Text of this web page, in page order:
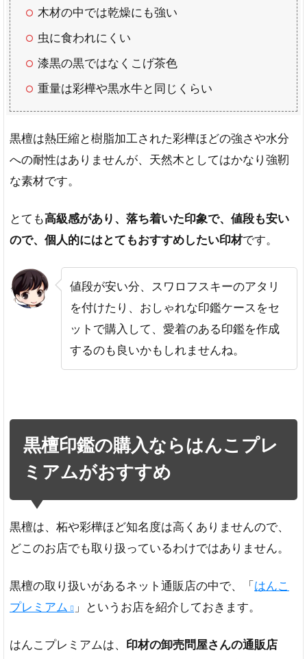
木材の中では乾燥にも強い
虫に食われにくい
漆黒の黒ではなくこげ茶色
重量は彩樺や黒水牛と同じくらい
黒檀は熱圧縮と樹脂加工された彩樺ほどの強さや水分
への耐性はありませんが、天然木としてはかなり強靭
な素材です。
とても高級感があり、落ち着いた印象で、値段も安い
ので、個人的にはとてもおすすめしたい印材です。
値段が安い分、スワロフスキーのアタリ
を付けたり、おしゃれな印鑑ケースをセ
ットで購入して、愛着のある印鑑を作成
するのも良いかもしれませんね。
黒檀印鑑の購入ならはんこプレ
ミアムがおすすめ
黒檀は、柘や彩樺ほど知名度は高くありませんので、
どこのお店でも取り扱っているわけではありません。
黒檀の取り扱いがあるネット通販店の中で、「 はんこ
プレミアム
」というお店を紹介しておきます。
はんこプレミアムは、 印材の卸売問屋さんの通販店